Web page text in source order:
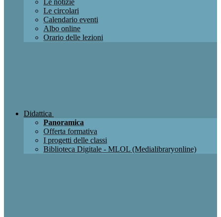
Le notizie
Le circolari
Calendario eventi
Albo online
Orario delle lezioni
Didattica
Panoramica
Offerta formativa
I progetti delle classi
Biblioteca Digitale - MLOL (Medialibraryonline)